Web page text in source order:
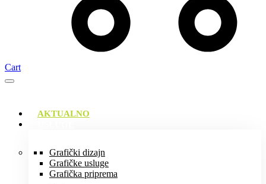
Cart
AKTUALNO
Grafički dizajn
Grafičke usluge
Grafička priprema